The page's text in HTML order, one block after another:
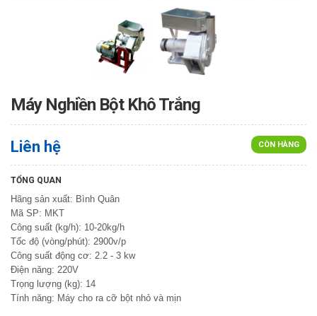
Máy Nghiền Bột Khô Trắng
CÒN HÀNG
Liên hệ
TỔNG QUAN
Hãng sản xuất: Bình Quân
Mã SP: MKT
Công suất (kg/h): 10-20kg/h
Tốc độ (vòng/phút): 2900v/p
Công suất động cơ: 2.2 - 3 kw
Điện năng: 220V
Trọng lượng (kg): 14
Tính năng: Máy cho ra cỡ bột nhỏ và mịn